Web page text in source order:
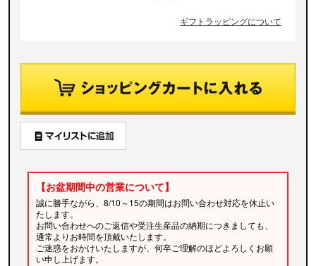
ギフトラッピングについて
【お盆期間中の営業について】
誠に勝手ながら、8/10～15の期間はお問い合わせ対応を休止い
たします。
お問い合わせへのご返信や受注生産品の納期につきましても、
通常よりお時間を頂戴いたします。
ご迷惑をおかけいたしますが、何卒ご理解のほどよろしくお願
い申し上げます。